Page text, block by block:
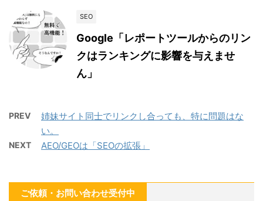
SEO
Google「レポートツールからのリン
クはランキングに影響を与えませ
ん」
PREV
姉妹サイト同士でリンクし合っても、特に問題はな
い。
NEXT AEO/GEOは「SEOの拡張」
ご依頼・お問い合わせ受付中